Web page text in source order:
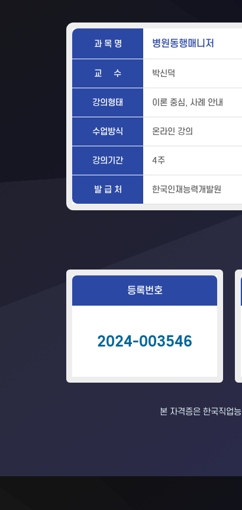
과 목 명 병원동행매니저
교 수 박신덕
강의형태 이론 중심, 사례 안내
수업방식 온라인 강의
강의기간 4주
발 급 처 한국인재능력개발원
등록번호
2024-003546
본 자격증은 한국직업